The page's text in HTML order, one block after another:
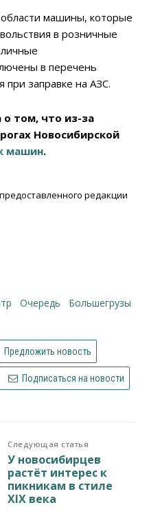
машины, которые
в розничные
в перечень
при заправке на АЗС.
о том, что из-за
Новосибирской
машин.
редакции
очередь большегрузы
Предложить новость
Подписаться на новости
Следующая статья
У новосибирцев
растёт интерес к
пикникам в стиле
XIX века